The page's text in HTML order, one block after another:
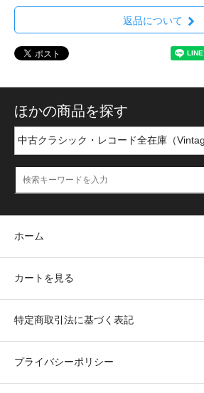
返品について
ほかの商品を探す
ホーム
カートを見る
特定商取引法に基づく表記
プライバシーポリシー